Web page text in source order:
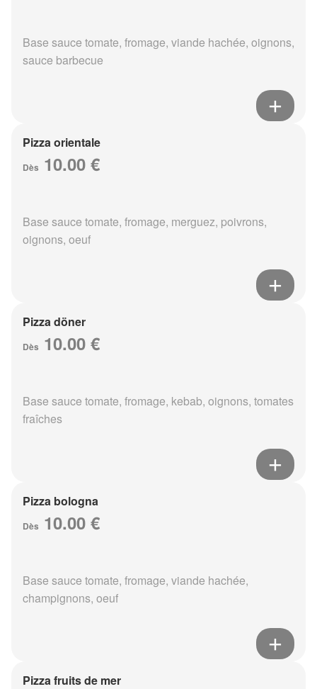
Base sauce tomate, fromage, viande hachée, oignons,
sauce barbecue
Pizza orientale
Dès 10.00 €
Base sauce tomate, fromage, merguez, poivrons,
oignons, oeuf
Pizza döner
Dès 10.00 €
Base sauce tomate, fromage, kebab, oignons, tomates
fraîches
Pizza bologna
Dès 10.00 €
Base sauce tomate, fromage, viande hachée,
champignons, oeuf
Pizza fruits de mer